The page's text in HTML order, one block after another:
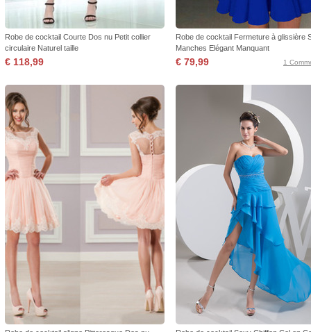
Robe de cocktail Courte Dos nu Petit collier
circulaire Naturel taille
€ 118,99
Robe de cocktail Fermeture à glissière
Manches Elégant Manquant
€ 79,99 1